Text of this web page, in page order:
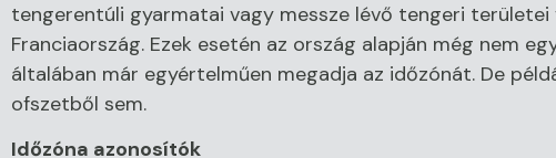
tengerentúli gyarmatai vagy messze lévő tengeri területei
Franciaország. Ezek esetén az ország alapján még nem
általában már egyértelműen megadja az időzónát. De
ofszetből sem.
Időzóna azonosítók